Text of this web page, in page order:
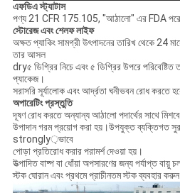
এফডিএ স্ট্যাটাস
পণ্য 21 CFR 175.105, "আঠালো" এর FDA পরোক্ষ
স্টোরেজ এবং শেলফ লাইফ
অক্ষত প্যাকিং সামগ্রী উৎপাদনের তারিখ থেকে 24
তার আসল
dry৫ ডিগ্রির নিচে এবং ৫ ডিগ্রির উপরে
প্যাকেজ।
সরাসরি সূর্যালোক এবং আর্দ্রতা ঘনীভবন রোধ করতে
অপারেটিং প্রস্তুতি
দূষণ রোধ করতে অন্যান্য আঠালো পদার্থের সাথে
উপাদান গরম প্রয়োগ করা হয়।উপযুক্ত ব্যক্তিগত
strongly়ভাবে
পোড়া প্রতিরোধ করার পরামর্শ দেওয়া হয়।
উত্পাদিত বাষ্প বা ধোঁয়া অপসারণের জন্য পর্যাপ্ত বায়ু
স্টক ঘোরান এবং প্রথমে প্রাচীনতম স্টক ব্যবহার